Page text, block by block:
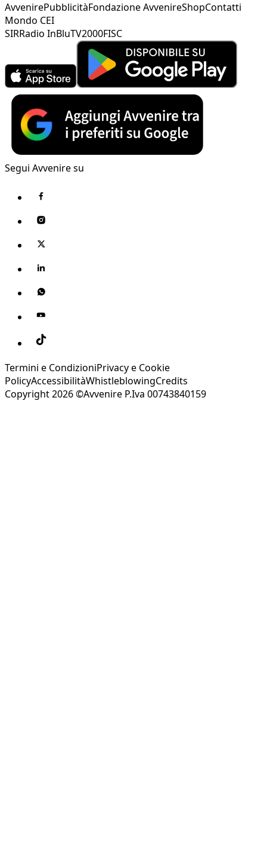
AvvenirePubblicitàFondazione AvvenireShopContatti
Mondo CEI
SIRRadio InBluTV2000FISC
Segui Avvenire su
Termini e CondizioniPrivacy e Cookie
PolicyAccessibilitàWhistleblowingCredits
Copyright 2026 ©Avvenire P.Iva 00743840159